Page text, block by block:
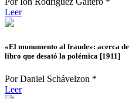
Leer
«El monumento al fraude»: acerca
libro que desató la polémica [1911]
Por Daniel Schávelzon *
Leer